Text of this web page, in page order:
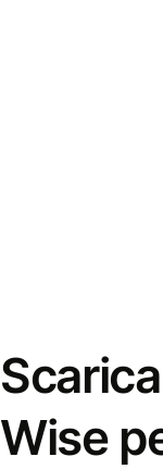
Wise